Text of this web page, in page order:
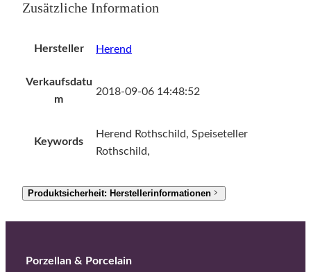
Zusätzliche Information
Hersteller Herend
Verkaufsdatu
m
2018-09-06 14:48:52
Keywords
Herend Rothschild, Speiseteller
Rothschild,
Produktsicherheit: Herstellerinformationen
Porzellan & Porcelain